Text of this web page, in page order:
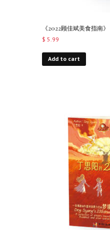
《2022顾佳斌美食指南》
$ 5.99
Add to cart